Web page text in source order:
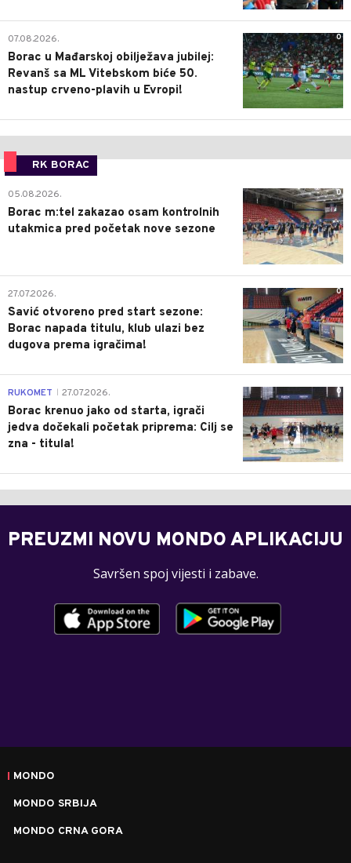
0
07.08.2026.
Borac u Mađarskoj obilježava jubilej:
Revanš sa ML Vitebskom biće 50.
nastup crveno-plavih u Evropi!
RK BORAC
0
05.08.2026.
Borac m:tel zakazao osam kontrolnih
utakmica pred početak nove sezone
0
27.07.2026.
Savić otvoreno pred start sezone:
Borac napada titulu, klub ulazi bez
dugova prema igračima!
0
RUKOMET 27.07.2026.
Borac krenuo jako od starta, igrači
jedva dočekali početak priprema: Cilj se
zna - titula!
PREUZMI NOVU MONDO APLIKACIJU
Savršen spoj vijesti i zabave.
MONDO
MONDO SRBIJA
MONDO CRNA GORA